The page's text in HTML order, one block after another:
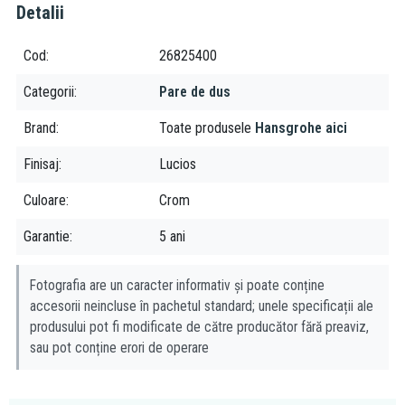
Avantaje:
Diametru mare, pentru o experiență de duș confortabilă
Suprafață ușor de curățat
Debit redus, pentru economisirea apei
Detalii
Cod 26825400
Categorii Pare de dus
Brand Toate produsele Hansgrohe aici
Finisaj Lucios
Culoare Crom
Garantie 5 ani
Fotografia are un caracter informativ și poate conține
accesorii neincluse în pachetul standard; unele specificații ale
produsului pot fi modificate de către producător fără preaviz,
sau pot conține erori de operare